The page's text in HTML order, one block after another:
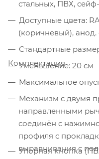
стальных, ПВХ,
Доступные цвета:
(коричневый), анод.
Стандартные
Уменьшение: 20 см
Максимальное
Механизм с двумя
направленными
соединён с
профиля с
выравнивания с
Комплектация
Упорная кнопка